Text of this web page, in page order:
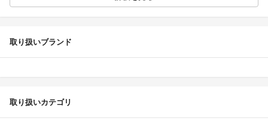
取り扱いブランド
取り扱いカテゴリ